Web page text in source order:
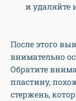
и удаляйте
После этого
внимательно
Обратите
пластину,
стержень,